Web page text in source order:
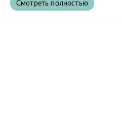
Смотреть полностью